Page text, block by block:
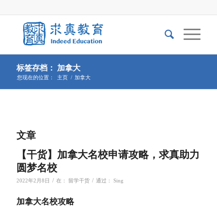
标签存档： 加拿大
您现在的位置： 主页 / 加拿大
文章
【干货】加拿大名校申请攻略，求真助力
圆梦名校
2022年2月8日 / 在： 留学干货 / 通过： Sing
加拿大名校攻略